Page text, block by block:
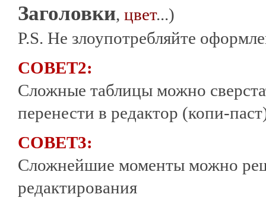
Заголовки, цвет...)
P.S. Не злоупотребляйте
СОВЕТ2:
Сложные таблицы можно
перенести в редактор (копи-
СОВЕТ3:
Сложнейшие моменты можно
редактирования